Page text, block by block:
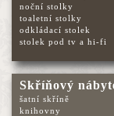
noční stolky
toaletní stolky
odkládací stolek
stolek pod tv a hi-fi
Skříňový
šatní skříně
knihovny